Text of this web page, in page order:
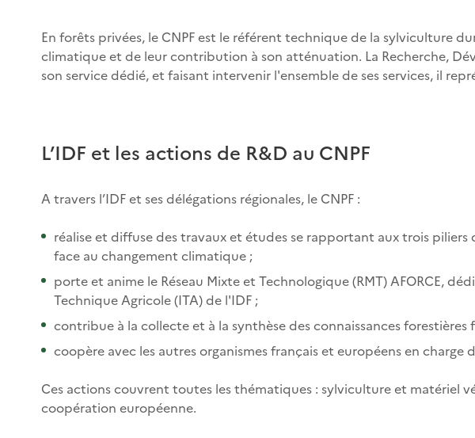
En forêts privées, le CNPF est le référent technique de la sylviculture
climatique et de leur contribution à son atténuation. La Recherche,
son service dédié, et faisant intervenir l'ensemble de ses services, il
L’IDF et les actions de R&D au CNPF
A travers l’IDF et ses délégations régionales, le CNPF :
réalise et diffuse des travaux et études se rapportant aux trois
face au changement climatique ;
porte et anime le Réseau Mixte et Technologique (RMT) AFORCE,
Technique Agricole (ITA) de l'IDF ;
contribue à la collecte et à la synthèse des connaissances
coopère avec les autres organismes français et européens en charge
Ces actions couvrent toutes les thématiques : sylviculture et matériel
coopération européenne.